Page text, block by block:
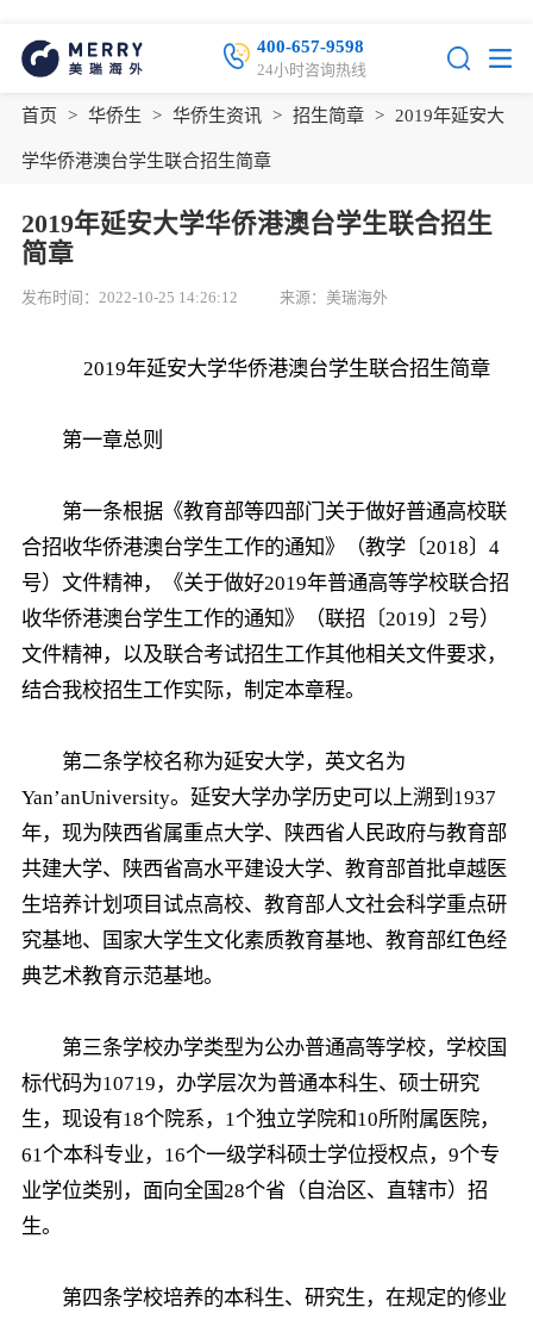
400-657-9598
24小时咨询热线
首页 > 华侨生 > 华侨生资讯 > 招生简章 > 2019年延安大
学华侨港澳台学生联合招生简章
2019年延安大学华侨港澳台学生联合招生
简章
发布时间：2022-10-25 14:26:12 来源：美瑞海外
2019年延安大学华侨港澳台学生联合招生简章
第一章总则
第一条根据《教育部等四部门关于做好普通高校联
合招收华侨港澳台学生工作的通知》（教学〔2018〕4
号）文件精神，《关于做好2019年普通高等学校联合招
收华侨港澳台学生工作的通知》（联招〔2019〕2号）
文件精神，以及联合考试招生工作其他相关文件要求，
结合我校招生工作实际，制定本章程。
第二条学校名称为延安大学，英文名为
Yan’anUniversity。延安大学办学历史可以上溯到1937
年，现为陕西省属重点大学、陕西省人民政府与教育部
共建大学、陕西省高水平建设大学、教育部首批卓越医
生培养计划项目试点高校、教育部人文社会科学重点研
究基地、国家大学生文化素质教育基地、教育部红色经
典艺术教育示范基地。
第三条学校办学类型为公办普通高等学校，学校国
标代码为10719，办学层次为普通本科生、硕士研究
生，现设有18个院系，1个独立学院和10所附属医院，
61个本科专业，16个一级学科硕士学位授权点，9个专
业学位类别，面向全国28个省（自治区、直辖市）招
生。
第四条学校培养的本科生、研究生，在规定的修业